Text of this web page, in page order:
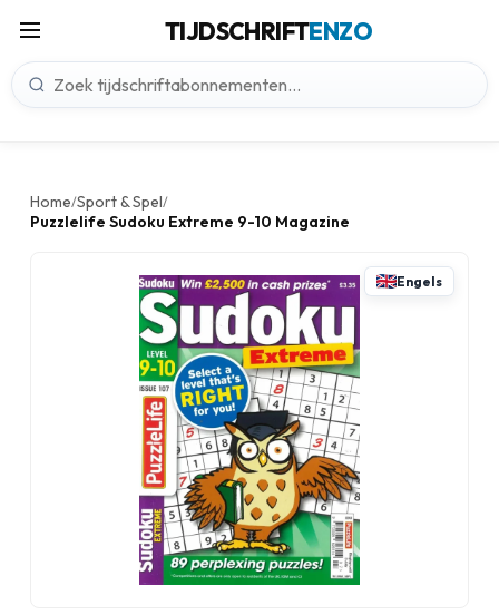
TIJDSCHRIFTENZO
Home/Sport & Spel/
Puzzlelife Sudoku Extreme 9-10 Magazine
Engels